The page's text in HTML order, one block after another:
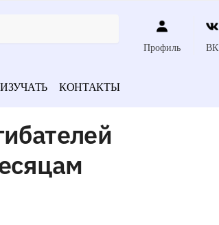
Профиль ВК
КОНТАКТЫ